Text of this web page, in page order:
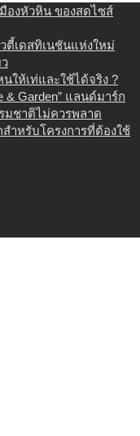
องหัวหิน ของสดไซส์
ตี้เดสทิเนชันแห่งใหม่
ให้เท่และใช้ได้จริง ?
& Garden” แลนด์มาร์ก
มชาติไม่ควรพลาด
สำหรับโครงการที่ต้องใช้